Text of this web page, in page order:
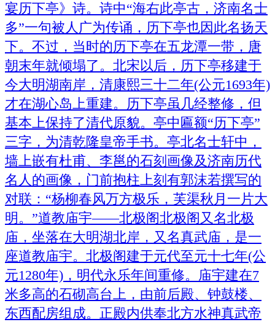
宴历下亭》诗。诗中“海右此亭古，济南名士
多”一句被人广为传诵，历下亭也因此名扬天
下。不过，当时的历下亭在五龙潭一带，唐
朝末年就倾塌了。北宋以后，历下亭移建于
今大明湖南岸，清康熙三十二年(公元1693年)
才在湖心岛上重建。历下亭虽几经整修，但
基本上保持了清代原貌。亭中匾额“历下亭”
三字，为清乾隆皇帝手书。亭北名士轩中，
墙上嵌有杜甫、李邕的石刻画像及济南历代
名人的画像，门前抱柱上刻有郭沫若撰写的
对联：“杨柳春风万方极乐，芙渠秋月一片大
明。”道教庙宇——北极阁北极阁又名北极
庙，坐落在大明湖北岸，又名真武庙，是一
座道教庙宇。北极阁建于元代至元十七年(公
元1280年)，明代永乐年间重修。庙宇建在7
米多高的石砌高台上，由前后殿、钟鼓楼、
东西配房组成。正殿内供奉北方水神真武帝